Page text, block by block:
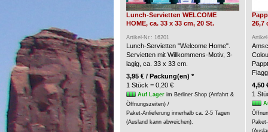
Lunch-Servietten WELCOME
HOME, ca. 33 x 33 cm, 20 St.
Artikel-Nr.: 16201
Lunch-Servietten "Welcome Home".
Servietten mit Willkommens-Motiv, 3-
lagig, ca. 33 x 33 cm.
3,95 € / Packung(en) *
1 Stück = 0,20 €
Auf Lagerim Berliner Shop (Anfahrt &
Öffnungszeiten) /
Paket-Anlieferung innerhalb ca. 2-5 Tagen
(Ausland kann abweichen).
26,7
4,50
1